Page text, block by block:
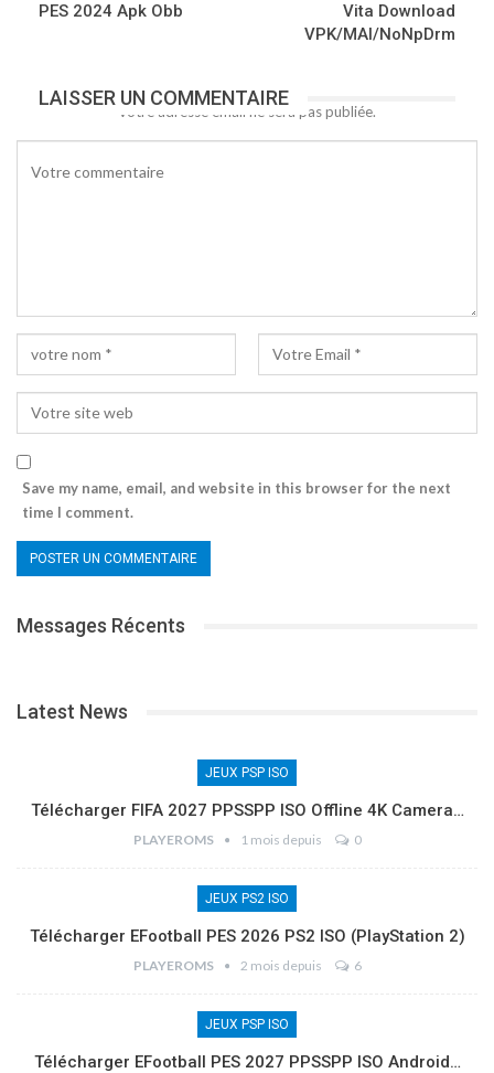
PES 2024 Apk Obb
Vita Download
VPK/MAI/NoNpDrm
LAISSER UN COMMENTAIRE
Votre adresse email ne sera pas publiée.
Save my name, email, and website in this browser for the next
time I comment.
Messages Récents
Latest News
JEUX PSP ISO
Télécharger FIFA 2027 PPSSPP ISO Offline 4K Camera…
PLAYEROMS 1 mois depuis 0
JEUX PS2 ISO
Télécharger EFootball PES 2026 PS2 ISO (PlayStation 2)
PLAYEROMS 2 mois depuis 6
JEUX PSP ISO
Télécharger EFootball PES 2027 PPSSPP ISO Android…